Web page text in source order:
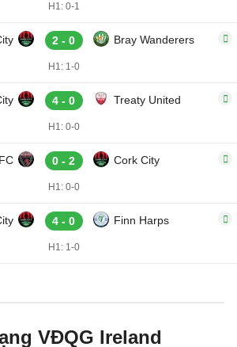
H1: 0-1
2 - 0 Bray Wanderers
H1: 1-0
4 - 0 Treaty United
H1: 0-0
0 - 2 Cork City
H1: 0-0
4 - 0 Finn Harps
H1: 1-0
VĐQG Ireland